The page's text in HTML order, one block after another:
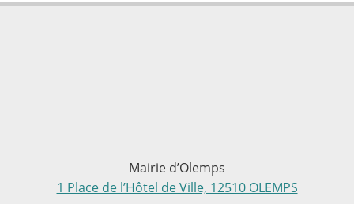
Mairie d’Olemps
1 Place de l’Hôtel de Ville, 12510 OLEMPS